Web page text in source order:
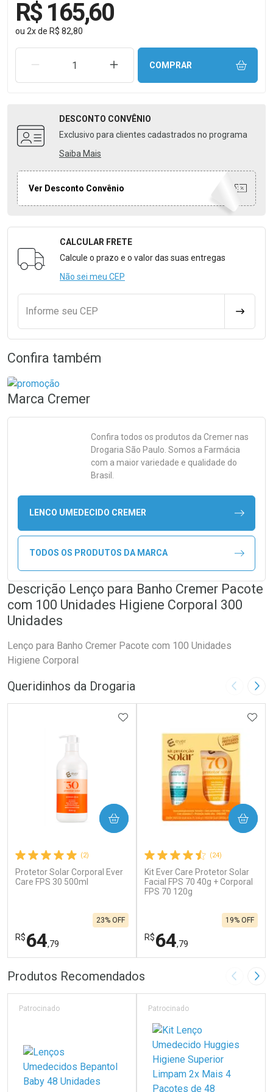
R$ 165,60
ou 2xde R$ 82,80
REMOVER UMA UNIDADEAUMENTAR UMA UNIDADE
COMPRAR
DESCONTO CONVÊNIO
Exclusivo para clientes cadastrados no programa
Saiba Mais
Ver Desconto Convênio
Formulário para Calcular o Frete
CALCULAR FRETE
Calcule o prazo e o valor das suas entregas
Não sei meu CEP
Informe seu CEP
Confira também
Marca Cremer
Confira todos os produtos da Cremernas
Drogaria São Paulo. Somos a Farmácia
com a maior variedade e qualidade do
Brasil.
LENCO UMEDECIDO CREMER
TODOS OS PRODUTOS DA MARCA
Descrição Lenço para Banho Cremer Pacote
com 100 Unidades Higiene Corporal 300
Unidades
Lenço para Banho Cremer Pacote com 100 Unidades
Higiene Corporal
Queridinhos da Drogaria Imagem
(2)
Protetor Solar Corporal Ever
Care FPS 30 500ml
R$64,79
23% OFF
ADICIONAR AOS FAVORITOS
COMPRAR
FECHAR
Laboratório
FECHAR
Por Menos
(24)
Kit Ever Care Protetor Solar
Facial FPS 70 40g + Corporal
FPS 70 120g
R$64,79
19% OFF
COMPRAR
Laboratório
Por Menos
Produtos Recomendados Imagem
Patrocinado Patrocinado